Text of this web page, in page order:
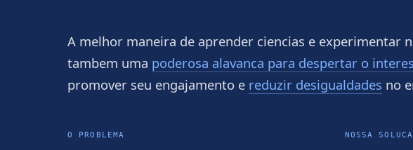
A melhor maneira de aprender ciencias e experimentar
tambem uma poderosa alavanca para despertar o
promover seu engajamento e reduzir desigualdades no
O PROBLEMA NOSSA